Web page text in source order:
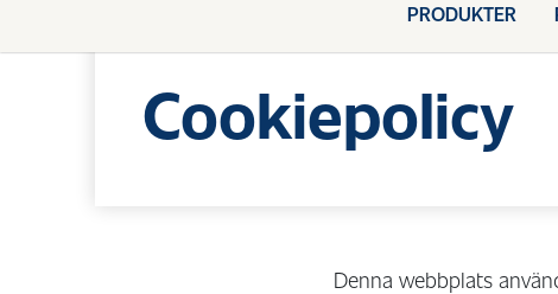
PRODUKTER
Cookiepolicy
Denna webbplats